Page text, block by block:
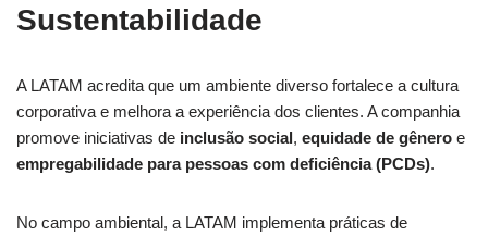
Sustentabilidade
A LATAM acredita que um ambiente diverso fortalece a cultura
corporativa e melhora a experiência dos clientes. A companhia
promove iniciativas de inclusão social, equidade de gênero e
empregabilidade para pessoas com deficiência (PCDs).
No campo ambiental, a LATAM implementa práticas de